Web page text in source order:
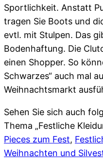
Sportlichkeit. Anstatt
tragen Sie Boots und
evtl. mit Stulpen. Das
Bodenhaftung. Die
einen Shopper. So
Schwarzes“ auch mal
Weihnachtsmarkt
Sehen Sie sich auch
Thema „Festliche
Pieces zum Fest,
Weihnachten und